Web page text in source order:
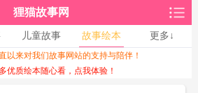
狸猫故事网
儿童故事 故事绘本
更多↓
以来对我们故事网站的支持与陪伴！
优质绘本随心看，点我体验！